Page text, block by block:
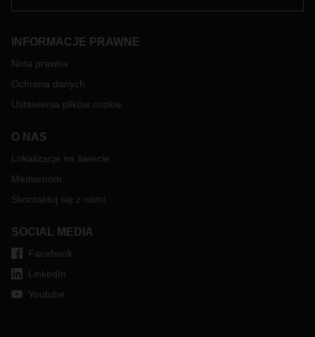
INFORMACJE PRAWNE
Nota prawna
Ochrona danych
Ustawienia plików cookie
O NAS
Lokalizacje na świecie
Mediaroom
Skontaktuj się z nami
SOCIAL MEDIA
Facebook
LinkedIn
Youtube